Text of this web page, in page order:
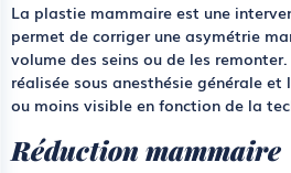
La plastie mammaire est une
permet de corriger une asymétrie
volume des seins ou de les
réalisée sous anesthésie générale et
ou moins visible en fonction de la
Réduction mammaire